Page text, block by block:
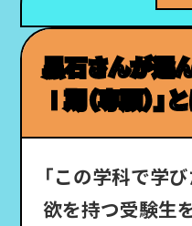
黒石さんが選
Ⅰ期（専願）」
「この学科で学
欲を持つ受験生